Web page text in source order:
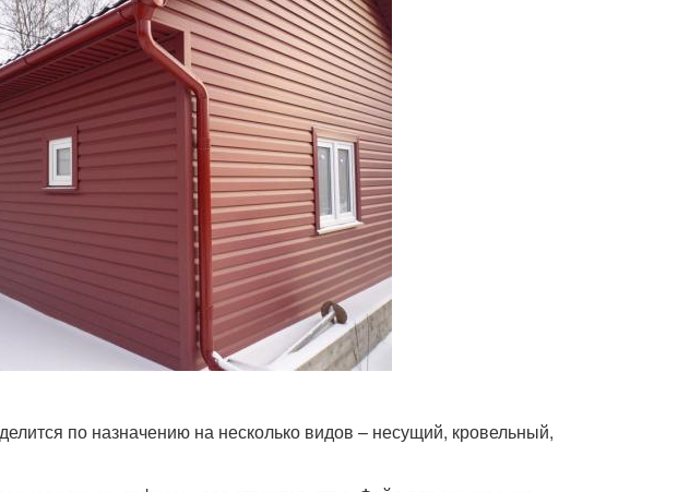
по назначению на несколько видов – несущий, кровельный,